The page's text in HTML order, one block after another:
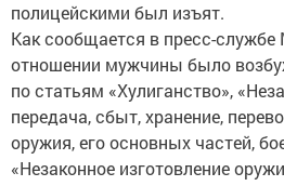
полицейскими был изъят.
Как сообщается в пресс-
отношении мужчины было
по статьям «Хулиганство»,
передача, сбыт, хранение,
оружия, его основных частей,
«Незаконное изготовление